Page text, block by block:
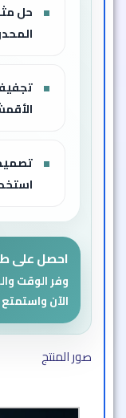
حل
احصل على
وفر الوقت
الآن
صور المنتج​